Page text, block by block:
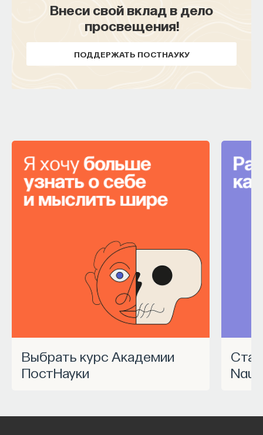
Внеси свой вклад в дело
просвещения!
ПОДДЕРЖАТЬ ПОСТНАУКУ
Выбрать курс Академии
ПостНауки
Станьте частью программы